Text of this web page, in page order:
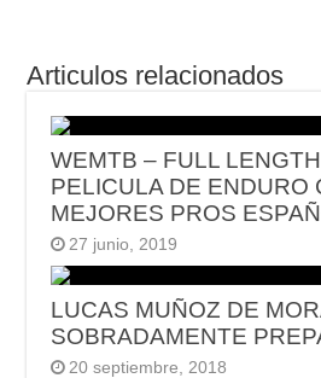
Articulos relacionados
WEMTB – FULL
PELICULA DE ENDURO
MEJORES PROS
27 junio, 2019
LUCAS MUÑOZ DE
SOBRADAMENTE
20 septiembre, 2018